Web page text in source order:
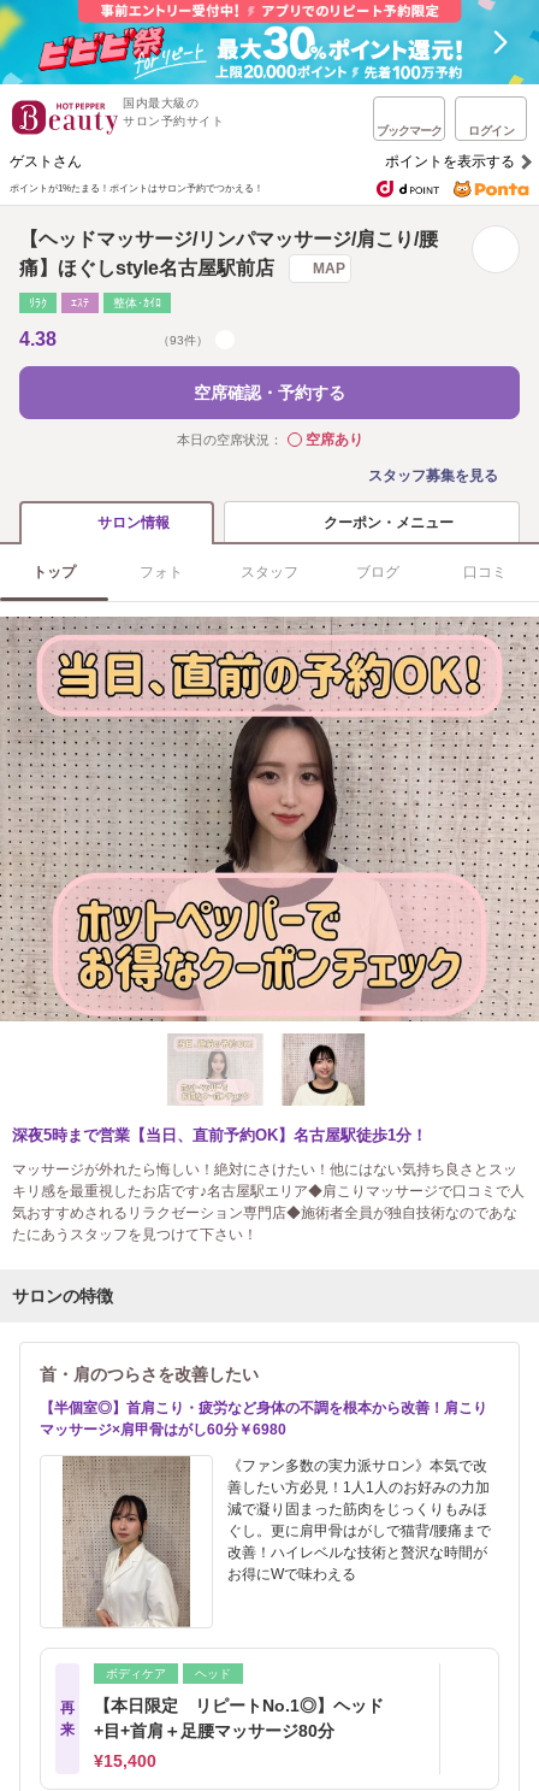
国内最大級の
サロン予約サイト
ブックマーク ログイン
ゲストさん ポイントを表示する
ポイントが1%たまる！ ポイントはサロン予約でつかえる！
【ヘッドマッサージ/リンパマッサージ/肩こり/腰
痛】ほぐしstyle名古屋駅前店
MAP
ﾘﾗｸ ｴｽﾃ 整体･ｶｲﾛ
4.38 （93件）
空席確認・予約する
本日の空席状況： ◯空席あり
スタッフ募集を見る
サロン情報 クーポン・メニュー
トップ フォト スタッフ ブログ 口コミ
深夜5時まで営業【当日、直前予約OK】名古屋駅徒歩1分！
マッサージが外れたら悔しい！絶対にさけたい！他にはない気持ち良さとスッ
キリ感を最重視したお店です♪名古屋駅エリア◆肩こりマッサージで口コミで人
気おすすめされるリラクゼーション専門店◆施術者全員が独自技術なのであな
たにあうスタッフを見つけて下さい！
サロンの特徴
首・肩のつらさを改善したい
【半個室◎】首肩こり・疲労など身体の不調を根本から改善！肩こり
マッサージ×肩甲骨はがし60分￥6980
《ファン多数の実力派サロン》本気で改
善したい方必見！1人1人のお好みの力加
減で凝り固まった筋肉をじっくりもみほ
ぐし。更に肩甲骨はがしで猫背/腰痛まで
改善！ハイレベルな技術と贅沢な時間が
お得にWで味わえる
再
来
ボディケア ヘッド
【本日限定 リピートNo.1◎】ヘッド
+目+首肩＋足腰マッサージ80分
¥15,400